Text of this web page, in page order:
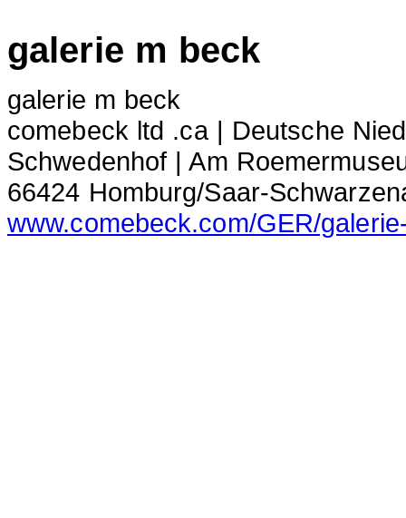
galerie m beck
galerie m beck
comebeck ltd .ca | Deutsche
Schwedenhof | Am
66424 Homburg/Saar-
www.comebeck.com/GER/